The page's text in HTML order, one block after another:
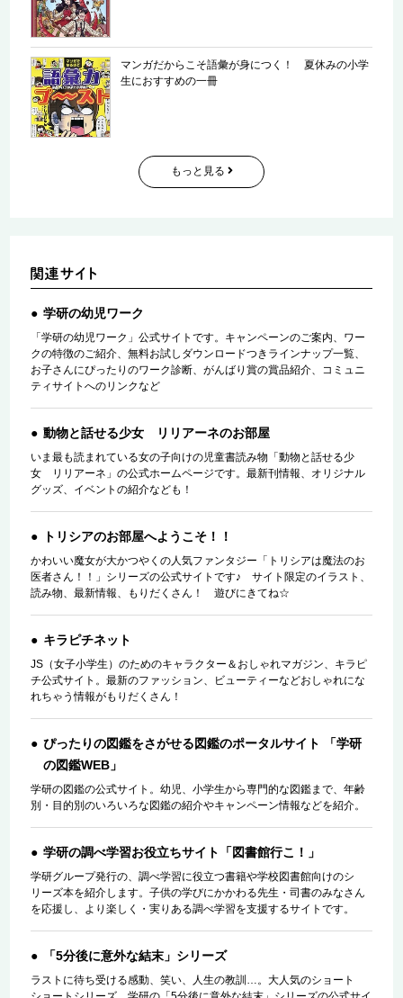
マンガだからこそ語彙が身につく！ 夏休みの小学
生におすすめの一冊
もっと見る
学研の幼児ワーク
「学研の幼児ワーク」公式サイトです。キャンペーンのご案内、ワー
クの特徴のご紹介、無料お試しダウンロードつきラインナップ一覧、
お子さんにぴったりのワーク診断、がんばり賞の賞品紹介、コミュニ
ティサイトへのリンクなど
動物と話せる少女 リリアーネのお部屋
いま最も読まれている女の子向けの児童書読み物「動物と話せる少
女 リリアーネ」の公式ホームページです。最新刊情報、オリジナル
グッズ、イベントの紹介なども！
トリシアのお部屋へようこそ！！
かわいい魔女が大かつやくの人気ファンタジー「トリシアは魔法のお
医者さん！！」シリーズの公式サイトです♪ サイト限定のイラスト、
読み物、最新情報、もりだくさん！ 遊びにきてね☆
キラピチネット
JS（女子小学生）のためのキャラクター＆おしゃれマガジン、キラピ
チ公式サイト。最新のファッション、ビューティーなどおしゃれにな
れちゃう情報がもりだくさん！
ぴったりの図鑑をさがせる図鑑のポータルサイト 「学研
の図鑑WEB」
学研の図鑑の公式サイト。幼児、小学生から専門的な図鑑まで、年齢
別・目的別のいろいろな図鑑の紹介やキャンペーン情報などを紹介。
学研の調べ学習お役立ちサイト「図書館行こ！」
学研グループ発行の、調べ学習に役立つ書籍や学校図書館向けのシ
リーズ本を紹介します。子供の学びにかかわる先生・司書のみなさん
を応援し、より楽しく・実りある調べ学習を支援するサイトです。
「5分後に意外な結末」シリーズ
ラストに待ち受ける感動、笑い、人生の教訓…。大人気のショート